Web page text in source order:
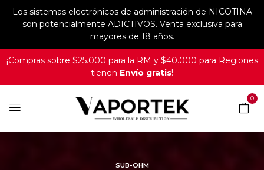
Los sistemas electrónicos de administración de NICOTINA
son potencialmente ADICTIVOS. Venta exclusiva para
mayores de 18 años.
¡Compras sobre $25.000 para la RM y $40.000 para Regiones
tienen Envío gratis!
0
SUB-OHM